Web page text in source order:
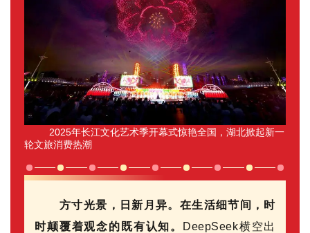
2025年长江文化艺术季开幕式惊艳全国，湖北掀起新一
轮文旅消费热潮
方寸光景，日新月异。在生活细节间，时
时颠覆着观念的既有认知。
DeepSeek横空出